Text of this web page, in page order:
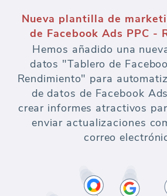
Nueva plantilla de
de Facebook Ads PPC -
Hemos añadido una
datos "Tablero de
Rendimiento" para
de datos de Facebook
crear informes atractivos
enviar actualizaciones
correo